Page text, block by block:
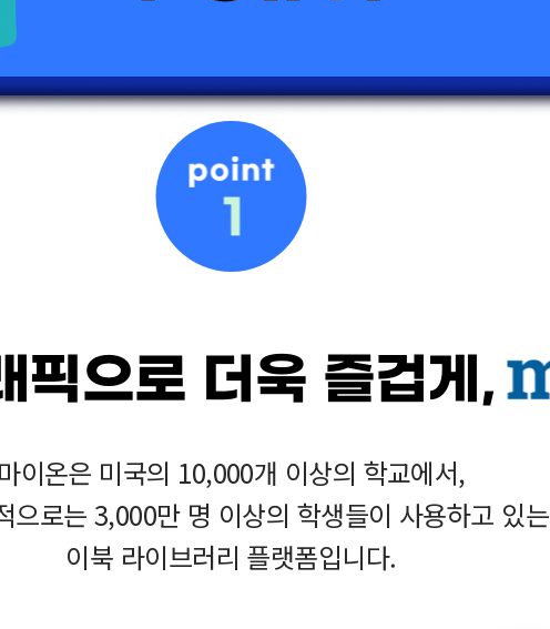
픽으로 더욱 즐겁게,
마이온은 미국의 10,000개 이상의 학교에서,
으로는 3,000만 명 이상의 학생들이 사용하고 있는
이북 라이브러리 플랫폼입니다.